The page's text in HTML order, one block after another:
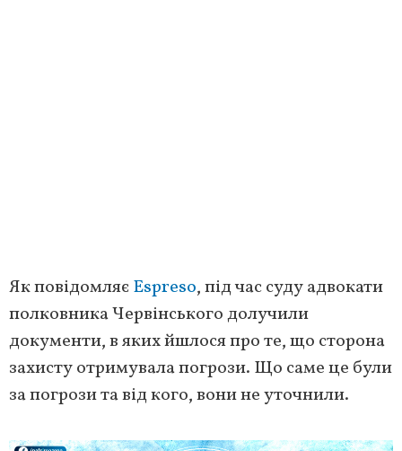
Як повідомляє Espreso, під час суду адвокати
полковника Червінського долучили
документи, в яких йшлося про те, що сторона
захисту отримувала погрози. Що саме це були
за погрози та від кого, вони не уточнили.